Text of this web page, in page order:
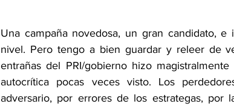
Una campaña novedosa, un gran candidato,
nivel. Pero tengo a bien guardar y releer de
entrañas del PRI/gobierno hizo
autocrítica pocas veces visto. Los
adversario, por errores de los estrategas, por